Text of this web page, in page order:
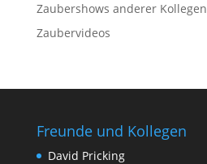
Zaubershows anderer Kollegen
Zaubervideos
Freunde und Kollegen
David Pricking